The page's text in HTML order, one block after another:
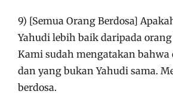
9) [Semua Orang Berdosa]
Yahudi lebih baik daripada
Kami sudah mengatakan bahwa
dan yang bukan Yahudi sama.
berdosa.